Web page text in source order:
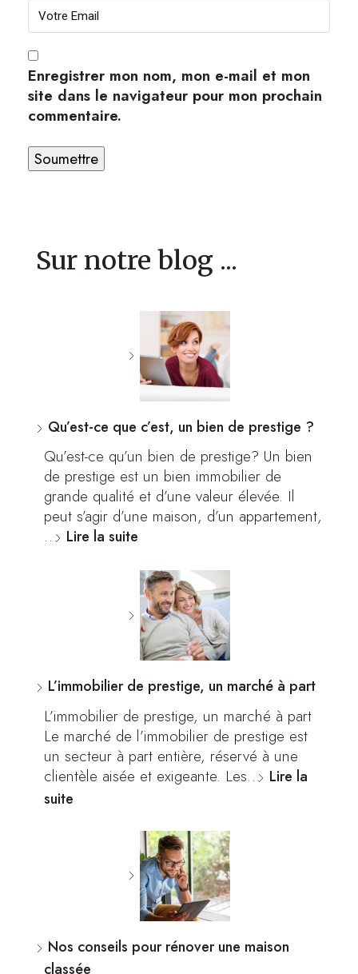
Enregistrer mon nom, mon e-mail et mon
site dans le navigateur pour mon prochain
commentaire.
Sur notre blog ...
Qu’est-ce que c’est, un bien de prestige ?
Qu’est-ce qu’un bien de prestige? Un bien
de prestige est un bien immobilier de
grande qualité et d’une valeur élevée. Il
peut s’agir d’une maison, d’un appartement,
… Lire la suite
L’immobilier de prestige, un marché à part
L’immobilier de prestige, un marché à part
Le marché de l’immobilier de prestige est
un secteur à part entière, réservé à une
clientèle aisée et exigeante. Les… Lire la
suite
Nos conseils pour rénover une maison
classée